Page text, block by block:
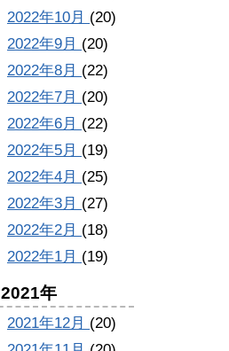
2022年10月 (20)
2022年9月 (20)
2022年8月 (22)
2022年7月 (20)
2022年6月 (22)
2022年5月 (19)
2022年4月 (25)
2022年3月 (27)
2022年2月 (18)
2022年1月 (19)
2021年
2021年12月 (20)